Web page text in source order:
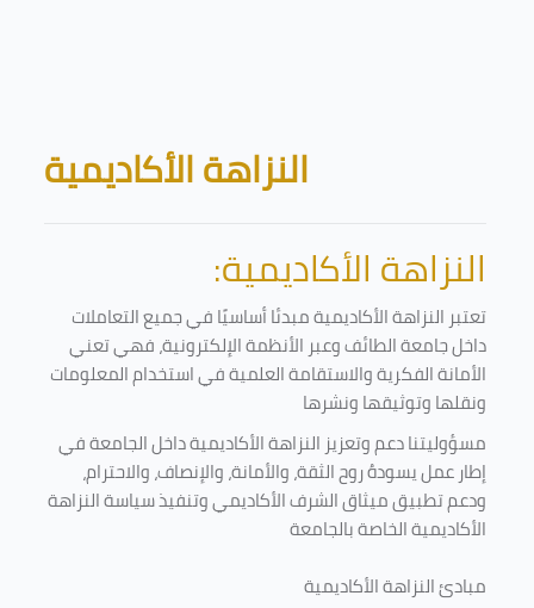
Blocks
النزاهة الأكاديمية
النزاهة الأكاديمية:
تعتبر النزاهة الأكاديمية مبدئا أساسيًا في جميع التعاملات
داخل جامعة الطائف وعبر الأنظمة الإلكترونية، فهي تعني
الأمانة الفكرية والاستقامة العلمية في استخدام المعلومات
ونقلها وتوثيقها ونشرها
مسؤوليتنا دعم وتعزيز النزاهة الأكاديمية داخل الجامعة في
إطار عمل يسودهُ روح الثقة، والأمانة، والإنصاف، والاحترام،
ودعم تطبيق ميثاق الشرف الأكاديمي وتنفيذ سياسة النزاهة
الأكاديمية الخاصة بالجامعة
مبادئ النزاهة الأكاديمية